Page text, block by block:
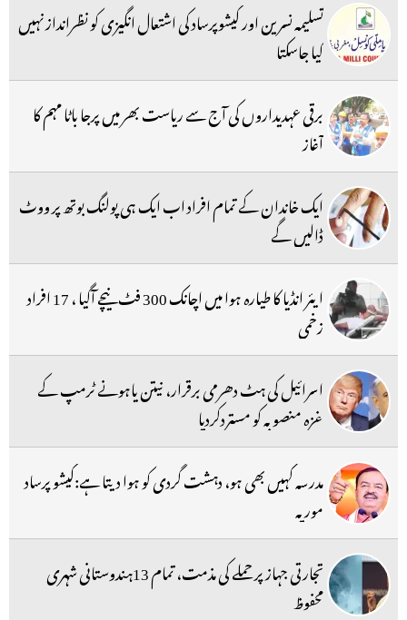
تسلیمہ نسرین اور کیشوپرساد کی اشتعال انگیزی کو نظرانداز نہیں
کیا جاسکتا
برقی عہدیداروں کی آج سے ریاست بھر میں پرجا باٹا مہم کا
آغاز
ایک خاندان کے تمام افراد اب ایک ہی پولنگ بوتھ پر ووٹ
ڈالیں گے
ایئر انڈیا کا طیارہ ہوا میں اچانک 300 فٹ نیچے آگیا ، 17 افراد
زخمی
اسرائیل کی ہٹ دھرمی برقرار، نیتن یاہونے ٹرمپ کے
غزہ منصوبہ کو مستردکردیا
مدرسہ کہیں بھی ہو، دہشت گردی کو ہوا دیتا ہے:کیشو پرساد
موریہ
تجارتی جہاز پر حملے کی مذمت، تمام 13ہندوستانی شہری
محفوظ